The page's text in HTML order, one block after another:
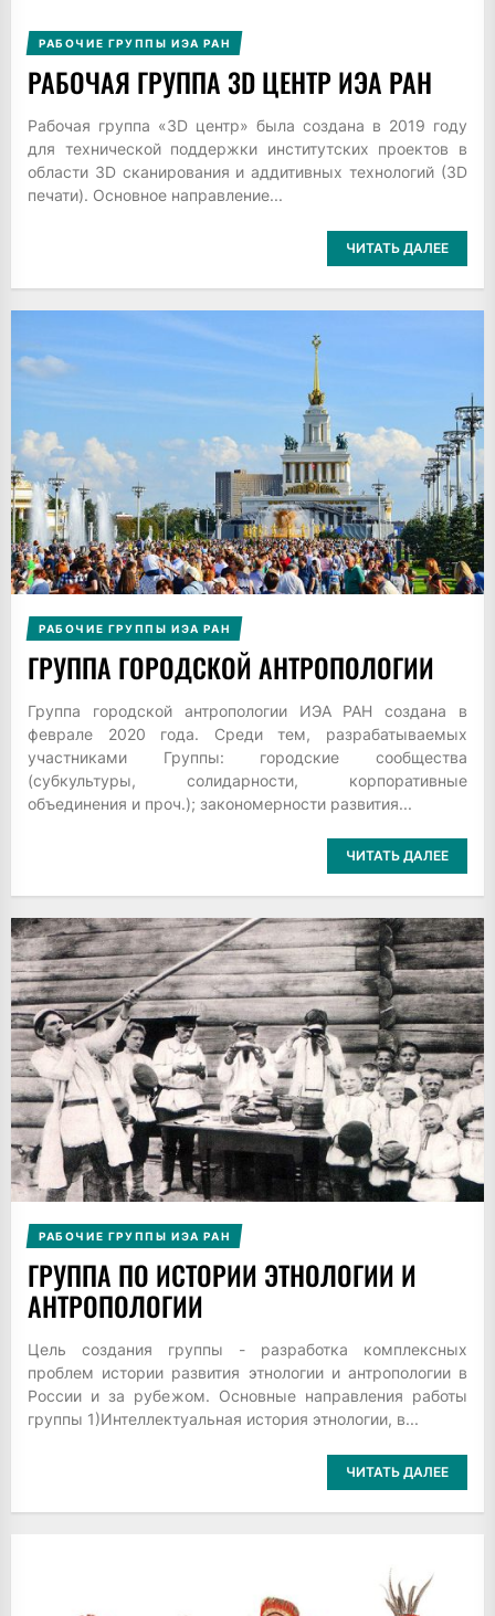
РАБОЧИЕ ГРУППЫ ИЭА РАН
РАБОЧАЯ ГРУППА 3D ЦЕНТР ИЭА РАН
Рабочая группа «3D центр» была создана в 2019 году
для технической поддержки институтских проектов в
области 3D сканирования и аддитивных технологий (3D
печати). Основное направление...
ЧИТАТЬ ДАЛЕЕ
РАБОЧИЕ ГРУППЫ ИЭА РАН
ГРУППА ГОРОДСКОЙ АНТРОПОЛОГИИ
Группа городской антропологии ИЭА РАН создана в
феврале 2020 года. Среди тем, разрабатываемых
участниками Группы: городские сообщества
(субкультуры, солидарности, корпоративные
объединения и проч.); закономерности развития...
ЧИТАТЬ ДАЛЕЕ
РАБОЧИЕ ГРУППЫ ИЭА РАН
ГРУППА ПО ИСТОРИИ ЭТНОЛОГИИ И
АНТРОПОЛОГИИ
Цель создания группы - разработка комплексных
проблем истории развития этнологии и антропологии в
России и за рубежом. Основные направления работы
группы 1)Интеллектуальная история этнологии, в...
ЧИТАТЬ ДАЛЕЕ